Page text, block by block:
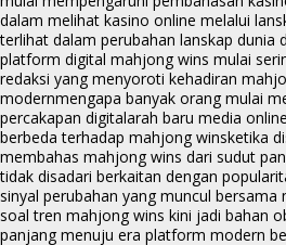
dalam melihat kasino online melalui
terlihat dalam perubahan lanskap dunia
platform digital mahjong wins mulai
redaksi yang menyoroti kehadiran
modernmengapa banyak orang mulai
percakapan digitalarah baru media
berbeda terhadap mahjong winsketika
membahas mahjong wins dari sudut
tidak disadari berkaitan dengan
sinyal perubahan yang muncul bersama
soal tren mahjong wins kini jadi bahan
panjang menuju era platform modern